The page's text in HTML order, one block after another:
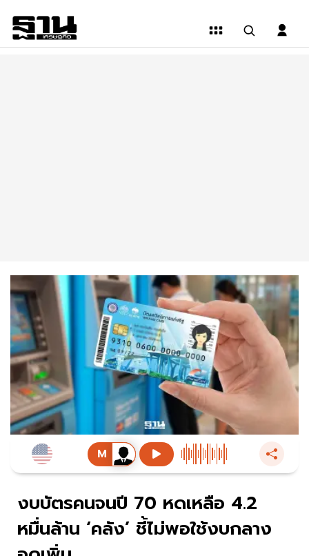
งบบัตรคนจนปี 70 หดเหลือ 4.2
หมื่นล้าน ‘คลัง’ ชี้ไม่พอใช้งบกลาง